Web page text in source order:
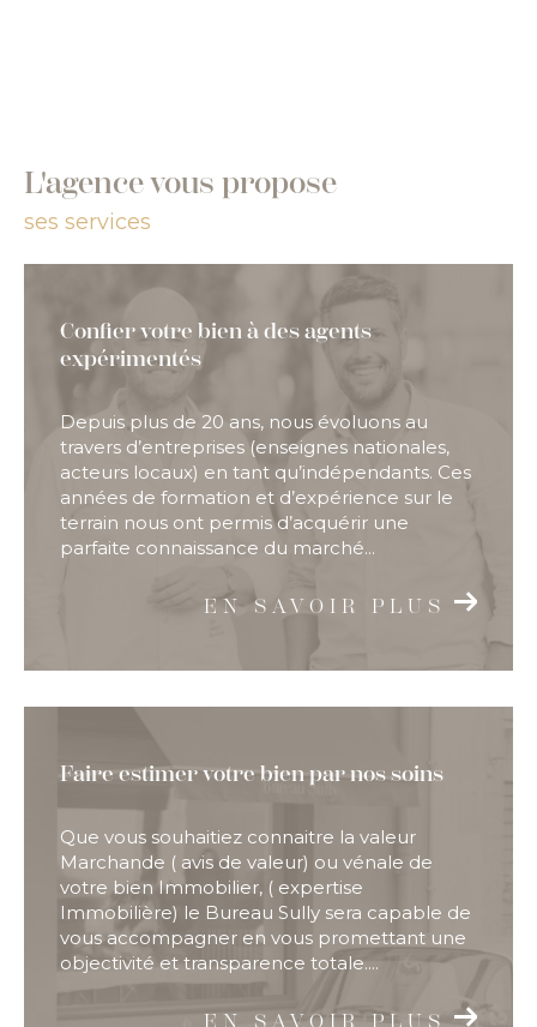
L'agence vous propose
ses services
Confier votre bien à des agents
expérimentés
Depuis plus de 20 ans, nous évoluons au
travers d’entreprises (enseignes nationales,
acteurs locaux) en tant qu’indépendants. Ces
années de formation et d’expérience sur le
terrain nous ont permis d’acquérir une
parfaite connaissance du marché...
EN SAVOIR PLUS
Faire estimer votre bien par nos soins
Que vous souhaitiez connaitre la valeur
Marchande ( avis de valeur) ou vénale de
votre bien Immobilier, ( expertise
Immobilière) le Bureau Sully sera capable de
vous accompagner en vous promettant une
objectivité et transparence totale....
EN SAVOIR PLUS